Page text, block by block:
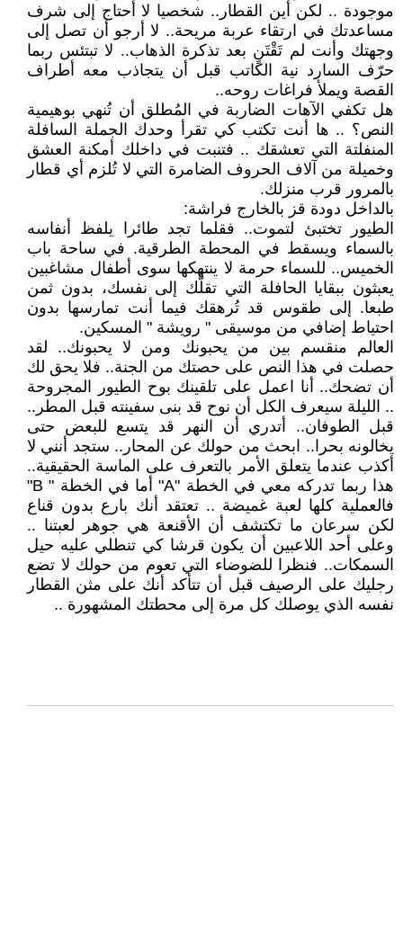
موجودة .. لكن أين القطار.. شخصيا لا أحتاج إلى شرف
مساعدتك في ارتقاء عربة مريحة.. لا أرجو أن تصل إلى
وجهتك وأنت لم تَقْتَنٍ بعد تذكرة الذهاب.. لا تبتئس ربما
حرّف السارد نية الكاتب قبل أن يتجاذب معه أطراف
القصة ويملأ فراغات روحه..
هل تكفي الآهات الضاربة في المُطلق أن تُنهي بوهيمية
النص؟ .. ها أنت تكتب كي تقرأ وحدك الجملة السافلة
المنفلتة التي تعشقك .. فتنبت في داخلك أمكنة العشق
وخميلة من آلاف الحروف الضامرة التي لا تُلزم أي قطار
بالمرور قرب منزلك.
بالداخل دودة قز بالخارج فراشة:
الطيور تختبئ لتموت.. فقلما تجد طائرا يلفظ أنفاسه
بالسماء ويسقط في المحطة الطرقية. في ساحة باب
الخميس.. للسماء حرمة لا ينتهكها سوى أطفال مشاغبين
يعبثون ببقايا الحافلة التي تقلُّك إلى نفسك، بدون ثمن
طبعا. إلى طقوس قد تُرهقك فيما أنت تمارسها بدون
احتياط إضافي من موسيقى " رويشة " المسكين.
العالم منقسم بين من يحبونك ومن لا يحبونك.. لقد
حصلت في هذا النص على حصتك من الجنة.. فلا يحق لك
أن تضحك.. أنا اعمل على تلقينك بوح الطيور المجروحة
.. الليلة سيعرف الكل أن نوح قد بنى سفينته قبل المطر..
قبل الطوفان.. أتدري أن النهر قد يتسع للبعض حتى
يخالونه بحرا.. ابحث من حولك عن المحار.. ستجد أنني لا
أكذب عندما يتعلق الأمر بالتعرف على الماسة الحقيقية..
هذا ربما تدركه معي في الخطة "A" أما في الخطة " B"
فالعملية كلها لعبة غميضة .. تعتقد أنك بارع بدون قناع
لكن سرعان ما تكتشف أن الأقنعة هي جوهر لعبتنا ..
وعلى أحد اللاعبين أن يكون قرشا كي تنطلي عليه حيل
السمكات.. فنظرا للضوضاء التي تعوم من حولك لا تضع
رجليك على الرصيف قبل أن تتأكد أنك على مثن القطار
نفسه الذي يوصلك كل مرة إلى محطتك المشهورة ..